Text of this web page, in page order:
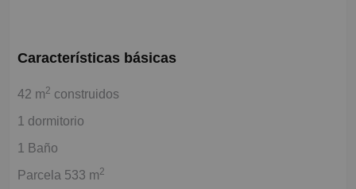
Características básicas
42 m2 construidos
1 dormitorio
1 Baño
Parcela 533 m2